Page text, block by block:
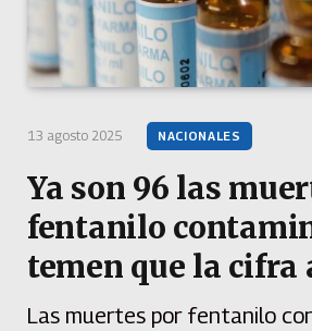
13 agosto 2025 NACIONALES
Ya son 96 las
fentanilo
temen que la cifra
Las muertes por fentanilo